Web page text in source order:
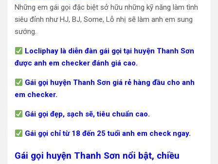
Những em gái gọi đặc biệt sở hữu những kỹ năng làm tình
siêu đỉnh như HJ, BJ, Some, Lỗ nhị sẽ làm anh em sung
sướng.
Locliphay là diễn đàn gái gọi tại huyện Thanh Sơn
được anh em checker đánh giá cao.
Gái gọi huyện Thanh Sơn giá rẻ hàng đầu cho anh
em checker.
Gái gọi đẹp, sạch sẽ, tiêu chuẩn cao.
Gái gọi chỉ từ 18 đến 25 tuổi anh em check ngay.
Gái gọi huyện Thanh Sơn nổi bật, chiều